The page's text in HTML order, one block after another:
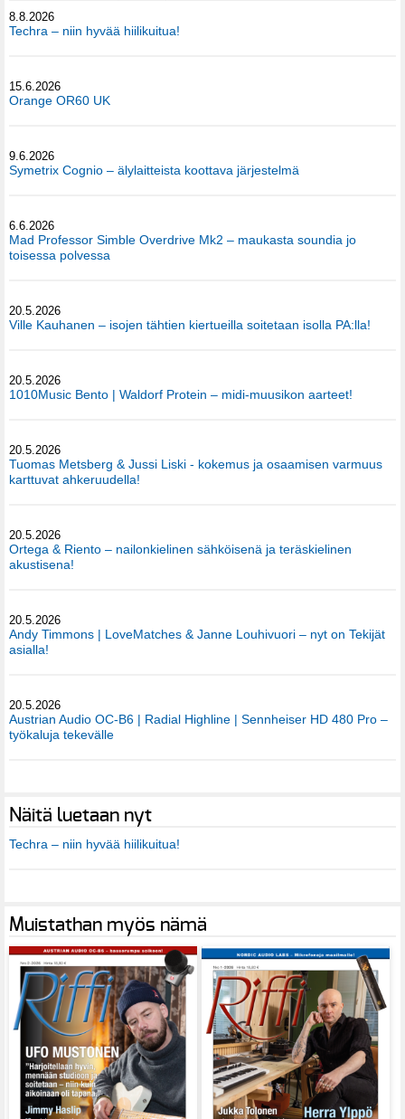
8.8.2026
Techra – niin hyvää hiilikuitua!
15.6.2026
Orange OR60 UK
9.6.2026
Symetrix Cognio – älylaitteista koottava järjestelmä
6.6.2026
Mad Professor Simble Overdrive Mk2 – maukasta soundia jo
toisessa polvessa
20.5.2026
Ville Kauhanen – isojen tähtien kiertueilla soitetaan isolla PA:lla!
20.5.2026
1010Music Bento | Waldorf Protein – midi-muusikon aarteet!
20.5.2026
Tuomas Metsberg & Jussi Liski - kokemus ja osaamisen varmuus
karttuvat ahkeruudella!
20.5.2026
Ortega & Riento – nailonkielinen sähköisenä ja teräskielinen
akustisena!
20.5.2026
Andy Timmons | LoveMatches & Janne Louhivuori – nyt on Tekijät
asialla!
20.5.2026
Austrian Audio OC-B6 | Radial Highline | Sennheiser HD 480 Pro –
työkaluja tekevälle
Näitä luetaan nyt
Techra – niin hyvää hiilikuitua!
Muistathan myös nämä